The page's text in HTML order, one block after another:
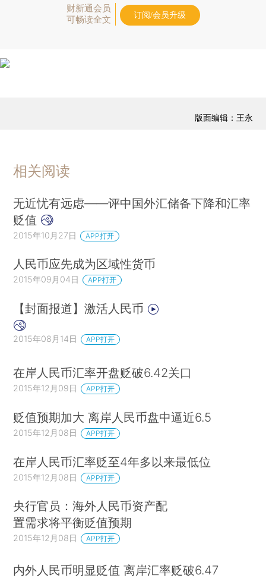
财新通会员
可畅读全文
订阅/会员升级
版面编辑：王永
相关阅读
无近忧有远虑——评中国外汇储备下降和汇率
贬值
2015年10月27日 APP打开
人民币应先成为区域性货币
2015年09月04日 APP打开
【封面报道】激活人民币
2015年08月14日 APP打开
在岸人民币汇率开盘贬破6.42关口
2015年12月09日 APP打开
贬值预期加大 离岸人民币盘中逼近6.5
2015年12月08日 APP打开
在岸人民币汇率贬至4年多以来最低位
2015年12月08日 APP打开
央行官员：海外人民币资产配
置需求将平衡贬值预期
2015年12月08日 APP打开
内外人民币明显贬值 离岸汇率贬破6.47